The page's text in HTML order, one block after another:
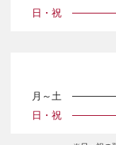
日・祝
月～土
日・祝